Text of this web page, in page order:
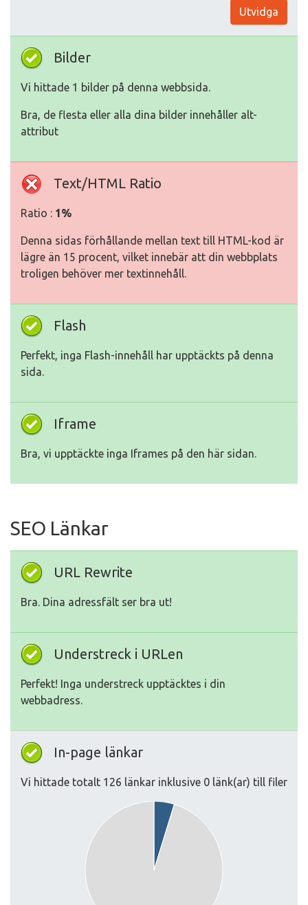
Utvidga
Bilder
Vi hittade 1 bilder på denna webbsida.
Bra, de flesta eller alla dina bilder innehåller alt-
attribut
Text/HTML Ratio
Ratio : 1%
Denna sidas förhållande mellan text till HTML-kod är
lägre än 15 procent, vilket innebär att din webbplats
troligen behöver mer textinnehåll.
Flash
Perfekt, inga Flash-innehåll har upptäckts på denna
sida.
Iframe
Bra, vi upptäckte inga Iframes på den här sidan.
SEO Länkar
URL Rewrite
Bra. Dina adressfält ser bra ut!
Understreck i URLen
Perfekt! Inga understreck upptäcktes i din
webbadress.
In-page länkar
Vi hittade totalt 126 länkar inklusive 0 länk(ar) till filer